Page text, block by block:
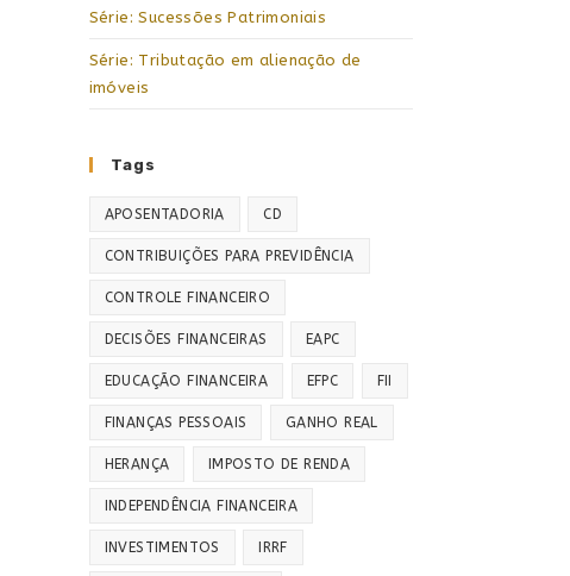
Série: Sucessões Patrimoniais
Série: Tributação em alienação de
imóveis
Tags
APOSENTADORIA CD
CONTRIBUIÇÕES PARA PREVIDÊNCIA
CONTROLE FINANCEIRO
DECISÕES FINANCEIRAS EAPC
EDUCAÇÃO FINANCEIRA EFPC FII
FINANÇAS PESSOAIS GANHO REAL
HERANÇA IMPOSTO DE RENDA
INDEPENDÊNCIA FINANCEIRA
INVESTIMENTOS IRRF